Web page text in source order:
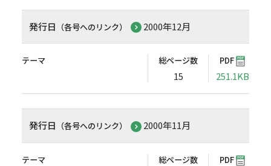
発行日 （各号へのリンク） 2000年12月
テーマ 総ページ数
15
PDF
251.1KB
発行日 （各号へのリンク） 2000年11月
テーマ 総ページ数 PDF